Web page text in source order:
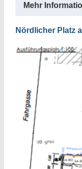
Mehr
Nördlicher Platz